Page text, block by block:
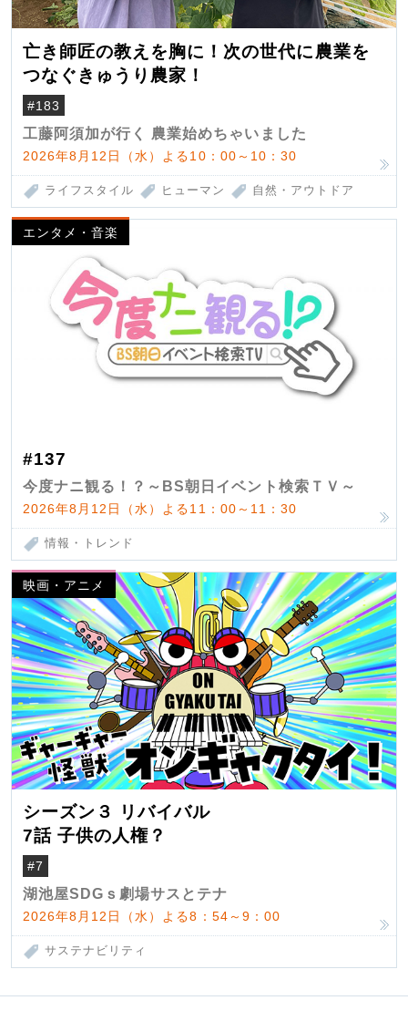
亡き師匠の教えを胸に！次の世代に農業を
つなぐきゅうり農家！
#183
工藤阿須加が行く 農業始めちゃいました
2026年8月12日（水）よる10：00～10：30
ライフスタイル ヒューマン 自然・アウトドア
エンタメ・音楽
#137
今度ナニ観る！？～BS朝日イベント検索ＴＶ～
2026年8月12日（水）よる11：00～11：30
情報・トレンド
映画・アニメ
シーズン３ リバイバル
7話 子供の人権？
#7
湖池屋SDGｓ劇場サスとテナ
2026年8月12日（水）よる8：54～9：00
サステナビリティ